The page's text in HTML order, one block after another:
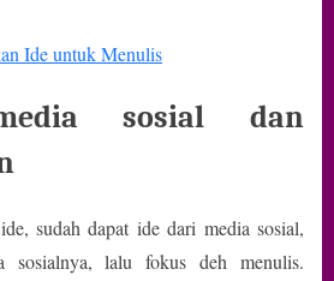
Ide untuk Menulis
sosial dan
sudah dapat ide dari media sosial,
sosialnya, lalu fokus deh menulis.